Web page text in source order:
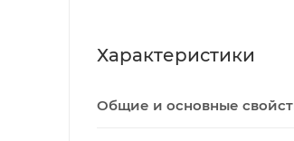
Характеристики
Общие и основные